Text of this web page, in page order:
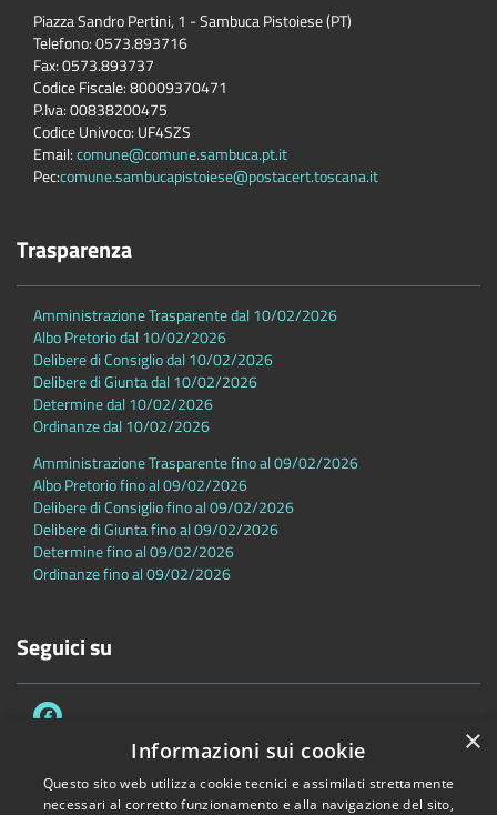
Piazza Sandro Pertini, 1 - Sambuca Pistoiese (PT)
Telefono: 0573.893716
Fax: 0573.893737
Codice Fiscale: 80009370471
P.Iva: 00838200475
Codice Univoco: UF4SZS
Email:comune@comune.sambuca.pt.it
Pec:comune.sambucapistoiese@postacert.toscana.it
Trasparenza
Amministrazione Trasparente dal 10/02/2026
Albo Pretorio dal 10/02/2026
Delibere di Consiglio dal 10/02/2026
Delibere di Giunta dal 10/02/2026
Determine dal 10/02/2026
Ordinanze dal 10/02/2026
Amministrazione Trasparente fino al 09/02/2026
Albo Pretorio fino al 09/02/2026
Delibere di Consiglio fino al 09/02/2026
Delibere di Giunta fino al 09/02/2026
Determine fino al 09/02/2026
Ordinanze fino al 09/02/2026
Seguici su
×
Informazioni sui cookie
Questo sito web utilizza cookie tecnici e assimilati strettamente
necessari al corretto funzionamento e alla navigazione del sito,